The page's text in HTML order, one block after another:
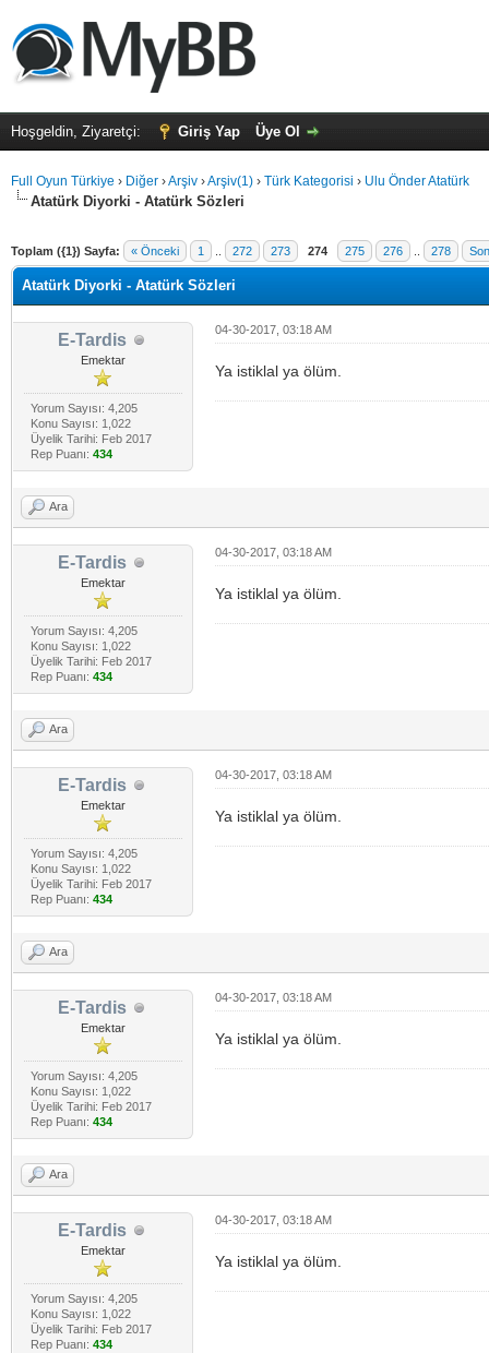
Hoşgeldin, Ziyaretçi: Giriş Yap Üye Ol
Full Oyun Türkiye › Diğer ›Arşiv ›Arşiv(1) › Türk Kategorisi › Ulu Önder Atatürk
Atatürk Diyorki - Atatürk Sözleri
Toplam ({1}) Sayfa: « Önceki 1 272 273 274 275 276 278
0
Atatürk Diyorki - Atatürk Sözleri
E-Tardis
Emektar
Yorum Sayısı: 4,205
Konu Sayısı: 1,022
Üyelik Tarihi: Feb 2017
Rep Puanı: 434
04-30-2017, 03:18 AM
Ya istiklal ya ölüm.
Ara
E-Tardis
Emektar
Yorum Sayısı: 4,205
Konu Sayısı: 1,022
Üyelik Tarihi: Feb 2017
Rep Puanı: 434
04-30-2017, 03:18 AM
Ya istiklal ya ölüm.
Ara
E-Tardis
Emektar
Yorum Sayısı: 4,205
Konu Sayısı: 1,022
Üyelik Tarihi: Feb 2017
Rep Puanı: 434
04-30-2017, 03:18 AM
Ya istiklal ya ölüm.
Ara
E-Tardis
Emektar
Yorum Sayısı: 4,205
Konu Sayısı: 1,022
Üyelik Tarihi: Feb 2017
Rep Puanı: 434
04-30-2017, 03:18 AM
Ya istiklal ya ölüm.
Ara
E-Tardis
Emektar
Yorum Sayısı: 4,205
Konu Sayısı: 1,022
Üyelik Tarihi: Feb 2017
Rep Puanı: 434
04-30-2017, 03:18 AM
Ya istiklal ya ölüm.